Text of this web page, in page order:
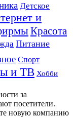
Детское
и
Красота
Питание
Спорт
и ТВ Хобби
за
посетители.
новую компанию